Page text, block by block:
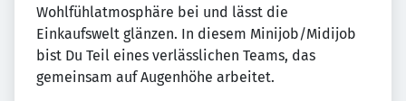
Wohlfühlatmosphäre bei und lässt die
Einkaufswelt glänzen. In diesem Minijob/Midijob
bist Du Teil eines verlässlichen Teams, das
gemeinsam auf Augenhöhe arbeitet.